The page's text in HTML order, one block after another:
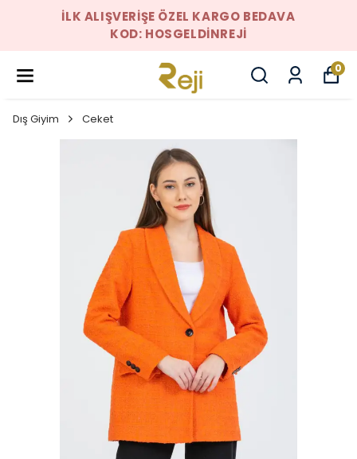
İLK ALIŞVERIŞE ÖZEL KARGO BEDAVA
KOD: HOSGELDINREJI
0
Dış Giyim Ceket